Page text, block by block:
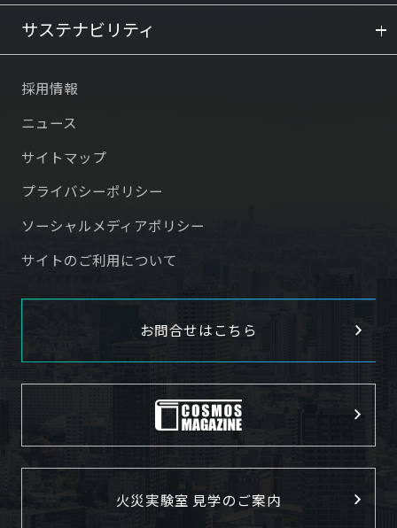
サステナビリティ
採用情報
ニュース
サイトマップ
プライバシーポリシー
ソーシャルメディアポリシー
サイトのご利用について
お問合せはこちら
火災実験室 見学のご案内